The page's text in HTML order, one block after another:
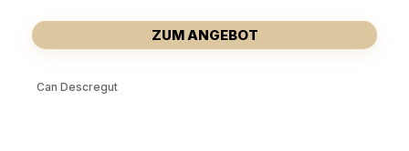
ZUM ANGEBOT
Can Descregut